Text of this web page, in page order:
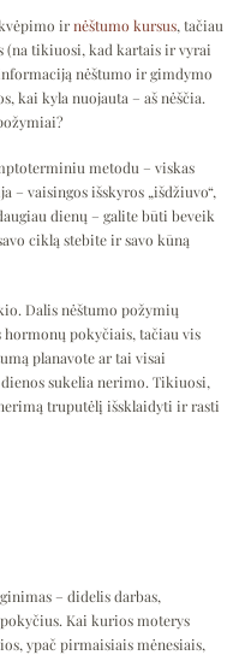
ir nėštumo kursus, tačiau
(na tikiuosi, kad kartais ir vyrai
nėštumo ir gimdymo
kai kyla nuojauta – aš nėščia.
metodu – viskas
– vaisingos išskyros „išdžiuvo“,
dienų – galite būti beveik
ciklą stebite ir savo kūną
Dalis nėštumo požymių
pokyčiais, tačiau vis
planavote ar tai visai
sukelia nerimo. Tikiuosi,
truputėlį išsklaidyti ir rasti
– didelis darbas,
Kai kurios moterys
ypač pirmaisiais mėnesiais,